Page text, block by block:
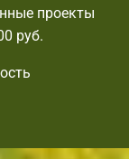
проекты
руб.